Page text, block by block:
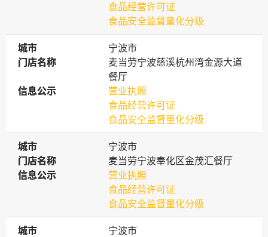
食品经营许可证
食品安全监督量化分级
城市
城市
宁波市
门店名称
门店名称
麦当劳宁波慈溪杭州湾金源大道
餐厅
信息公示
信息公示
营业执照
食品经营许可证
食品安全监督量化分级
城市
城市
宁波市
门店名称
门店名称
麦当劳宁波奉化区金茂汇餐厅
信息公示
信息公示
营业执照
食品经营许可证
食品安全监督量化分级
城市
城市
宁波市